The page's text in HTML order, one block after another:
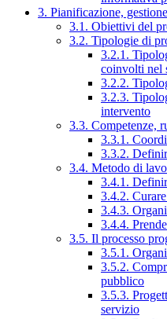
3. Pianificazione,
3.1. Obiettivi del
3.2. Tipologie di
3.2.1.
coinvolti nel
3.2.2.
3.2.3.
intervento
3.3. Competenze,
3.3.1.
3.3.2.
3.4. Metodo di
3.4.1.
3.4.2.
3.4.3.
3.4.4.
3.5. Il processo
3.5.1.
3.5.2.
pubblico
3.5.3.
servizio